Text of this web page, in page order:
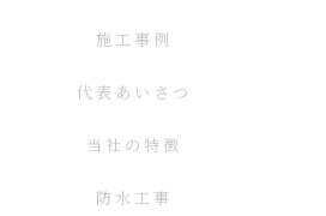
施工事例
代表あいさつ
当社の特徴
防水工事